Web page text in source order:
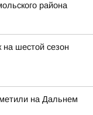
района
на шестой сезон
на Дальнем